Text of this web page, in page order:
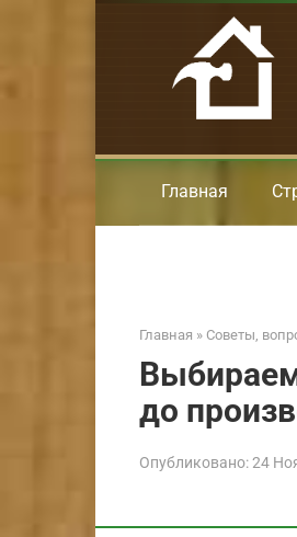
Главная
Главная » Советы,
до
Опубликовано:24